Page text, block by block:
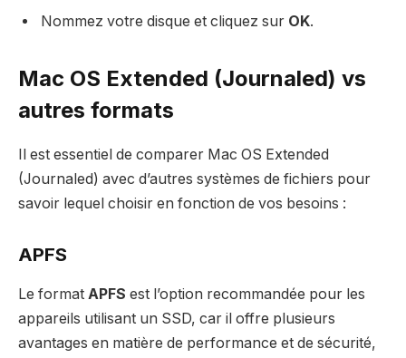
Nommez votre disque et cliquez sur OK.
Mac OS Extended (Journaled) vs
autres formats
Il est essentiel de comparer Mac OS Extended
(Journaled) avec d’autres systèmes de fichiers pour
savoir lequel choisir en fonction de vos besoins :
APFS
Le format APFS est l’option recommandée pour les
appareils utilisant un SSD, car il offre plusieurs
avantages en matière de performance et de sécurité,